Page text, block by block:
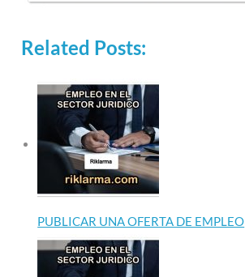
Related Posts:
PUBLICAR UNA OFERTA DE EMPLEO